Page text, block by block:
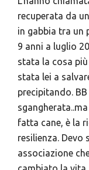
recuperata da
in gabbia tra un
9 anni a luglio
stata la cosa
stata lei a
precipitando.
fatta cane, è la
resilienza. Devo
associazione